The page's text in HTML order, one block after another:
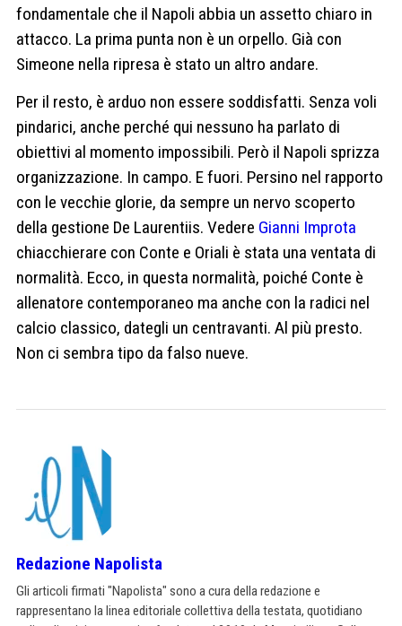
fondamentale che il Napoli abbia un assetto chiaro in
attacco. La prima punta non è un orpello. Già con
Simeone nella ripresa è stato un altro andare.
Per il resto, è arduo non essere soddisfatti. Senza voli
pindarici, anche perché qui nessuno ha parlato di
obiettivi al momento impossibili. Però il Napoli sprizza
organizzazione. In campo. E fuori. Persino nel rapporto
con le vecchie glorie, da sempre un nervo scoperto
della gestione De Laurentiis. Vedere Gianni Improta
chiacchierare con Conte e Oriali è stata una ventata di
normalità. Ecco, in questa normalità, poiché Conte è
allenatore contemporaneo ma anche con la radici nel
calcio classico, dategli un centravanti. Al più presto.
Non ci sembra tipo da falso nueve.
Redazione Napolista
Gli articoli firmati "Napolista" sono a cura della redazione e
rappresentano la linea editoriale collettiva della testata, quotidiano